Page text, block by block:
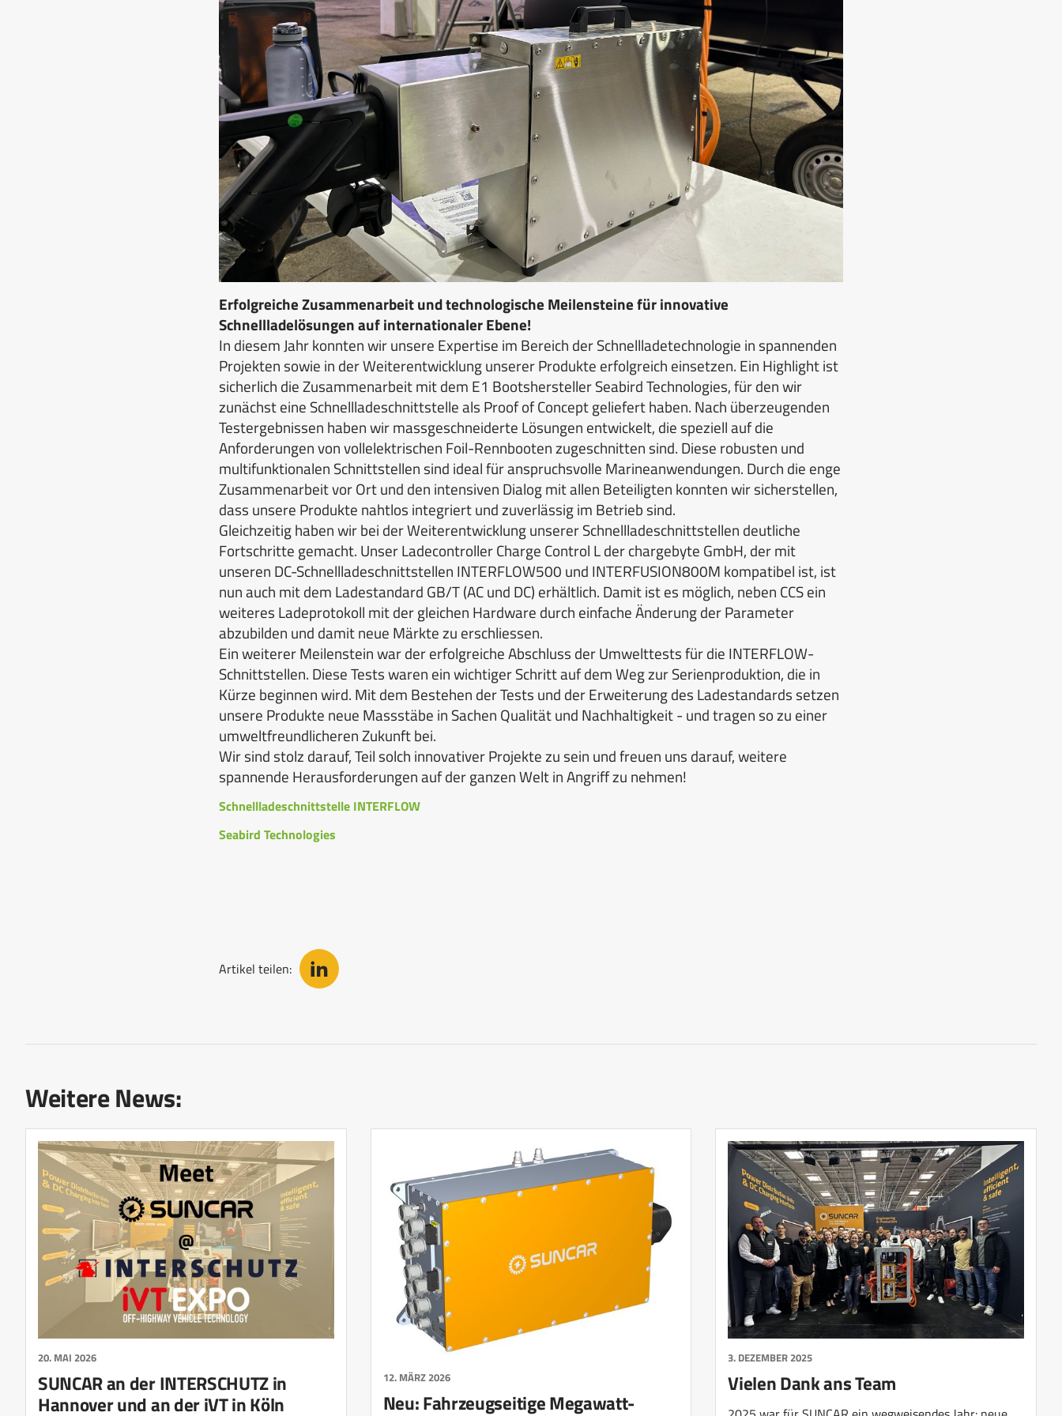
Erfolgreiche Zusammenarbeit und technologische Meilensteine für innovative
Schnellladelösungen auf internationaler Ebene!
In diesem Jahr konnten wir unsere Expertise im Bereich der Schnellladetechnologie in spannenden
Projekten sowie in der Weiterentwicklung unserer Produkte erfolgreich einsetzen. Ein Highlight ist
sicherlich die Zusammenarbeit mit dem E1 Bootshersteller Seabird Technologies, für den wir
zunächst eine Schnellladeschnittstelle als Proof of Concept geliefert haben. Nach überzeugenden
Testergebnissen haben wir massgeschneiderte Lösungen entwickelt, die speziell auf die
Anforderungen von vollelektrischen Foil-Rennbooten zugeschnitten sind. Diese robusten und
multifunktionalen Schnittstellen sind ideal für anspruchsvolle Marineanwendungen. Durch die enge
Zusammenarbeit vor Ort und den intensiven Dialog mit allen Beteiligten konnten wir sicherstellen,
dass unsere Produkte nahtlos integriert und zuverlässig im Betrieb sind.
Gleichzeitig haben wir bei der Weiterentwicklung unserer Schnellladeschnittstellen deutliche
Fortschritte gemacht. Unser Ladecontroller Charge Control L der chargebyte GmbH, der mit
unseren DC-Schnellladeschnittstellen INTERFLOW500 und INTERFUSION800M kompatibel ist, ist
nun auch mit dem Ladestandard GB/T (AC und DC) erhältlich. Damit ist es möglich, neben CCS ein
weiteres Ladeprotokoll mit der gleichen Hardware durch einfache Änderung der Parameter
abzubilden und damit neue Märkte zu erschliessen.
Ein weiterer Meilenstein war der erfolgreiche Abschluss der Umwelttests für die INTERFLOW-
Schnittstellen. Diese Tests waren ein wichtiger Schritt auf dem Weg zur Serienproduktion, die in
Kürze beginnen wird. Mit dem Bestehen der Tests und der Erweiterung des Ladestandards setzen
unsere Produkte neue Massstäbe in Sachen Qualität und Nachhaltigkeit - und tragen so zu einer
umweltfreundlicheren Zukunft bei.
Wir sind stolz darauf, Teil solch innovativer Projekte zu sein und freuen uns darauf, weitere
spannende Herausforderungen auf der ganzen Welt in Angriff zu nehmen!
Schnellladeschnittstelle INTERFLOW
Seabird Technologies
Artikel teilen:
Weitere News:
20. MAI 2026
SUNCAR an der INTERSCHUTZ in
Hannover und an der iVT in Köln
12. MÄRZ 2026
Neu: Fahrzeugseitige Megawatt-
3. DEZEMBER 2025
Vielen Dank ans Team